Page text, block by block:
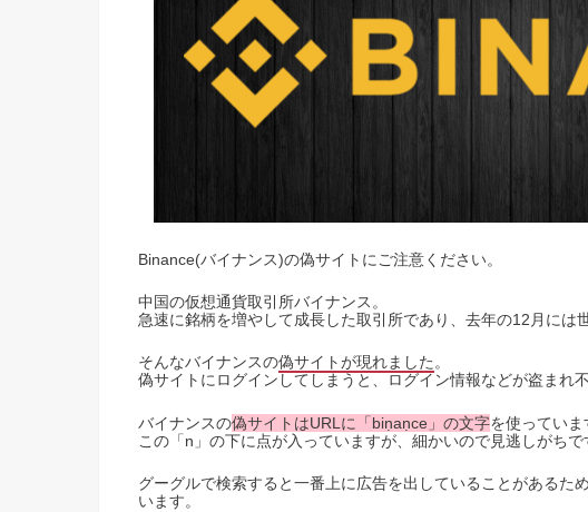
Binance(バイナンス)の偽サイトにご注意ください。
中国の仮想通貨取引所バイナンス。
急速に銘柄を増やして成長した取引所であり、去年の12月には
そんなバイナンスの偽サイトが現れました。
偽サイトにログインしてしまうと、ログイン情報などが盗まれ
バイナンスの偽サイトはURLに「biṇaṇce」の文字を使っていま
この「n」の下に点が入っていますが、細かいので見逃しがちで
グーグルで検索すると一番上に広告を出していることがあるた
います。